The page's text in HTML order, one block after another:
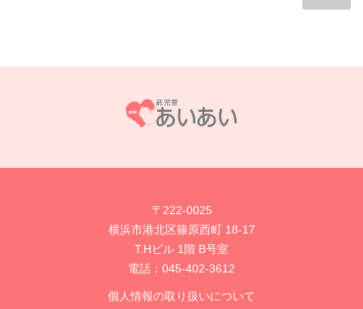
〒222-0025
横浜市港北区篠原西町 18-17
T.Hビル 1階 B号室
電話： 045-402-3612
個人情報の取り扱いについて